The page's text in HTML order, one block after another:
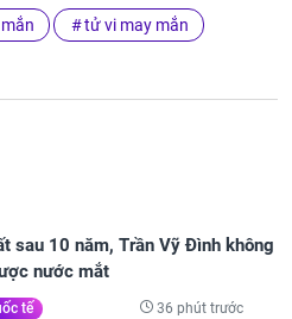
tử vi may mắn
sau 10 năm, Trần Vỹ Đình không
nước mắt
tế 36 phút trước